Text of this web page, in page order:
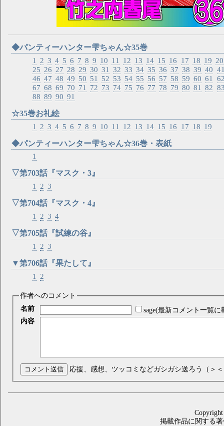
◆パンティーハンター雫ちゃん☆35巻
1
2 3 4 5 6 7 8 9 10 11 12 13 14 15 16 17 18 19 20
25 26 27 28 29 30 31 32 33 34 35 36 37 38 39 40
46 47 48 49 50 51 52 53 54 55 56 57 58 59 60 61
67 68 69 70 71 72 73 74 75 76 77 78 79 80 81 82
88 89 90 91
☆35巻お礼絵
1
2 3 4 5 6 7 8 9 10 11 12 13 14 15 16 17 18 19
◆パンティーハンター雫ちゃん☆36巻・表紙
1
▽第703話『マスク・3』
1
2 3
▽第704話『マスク・4』
1
2 3 4
▽第705話『試練の谷』
1
2 3
▼第706話『果たして』
1
2
作者へのコメント
名前
sage(最新コメント一覧に
内容
コメント送信 応援、感想、ツッコミなどガシガシ送ろう（＞
掲載作品に関する